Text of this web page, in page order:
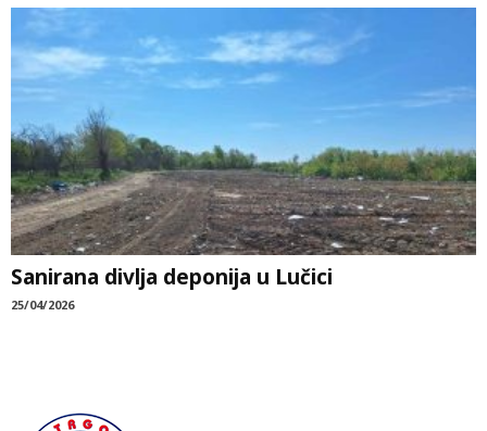
Sanirana divlja deponija u Lučici
25/04/2026